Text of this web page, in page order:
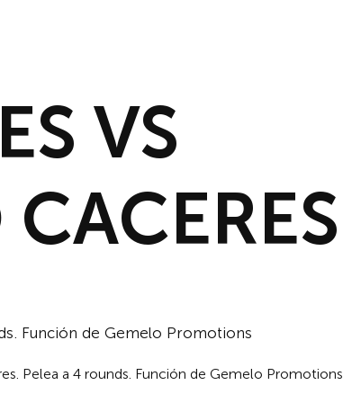
VS
Función de Gemelo Promotions
Pelea a 4 rounds. Función de Gemelo Promotions